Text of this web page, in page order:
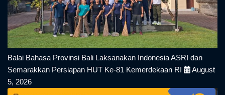
Balai Bahasa Provinsi Bali Laksanakan Indonesia ASRI dan
Semarakkan Persiapan HUT Ke-81 Kemerdekaan RI
August
5, 2026